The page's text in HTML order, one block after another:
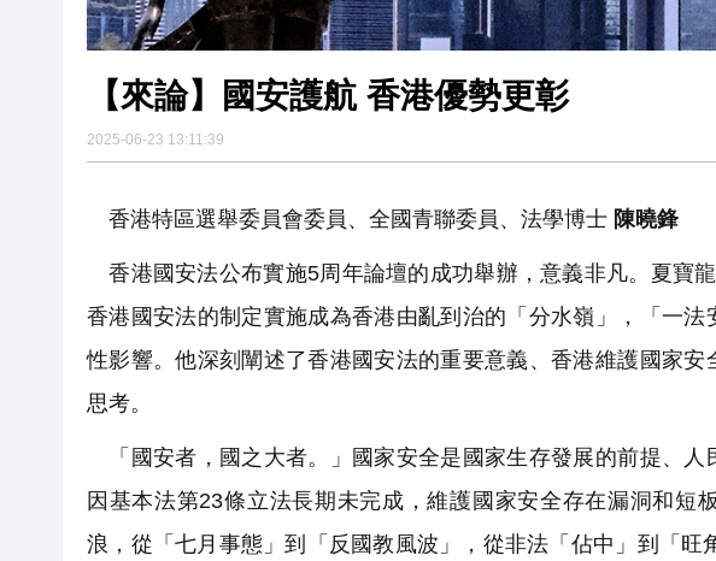
【來論】國安護航 香港優勢更彰
2025-06-23 13:11:39
香港特區選舉委員會委員、全國青聯委員、法學博士 陳曉鋒
香港國安法公布實施5周年論壇的成功舉辦，意義非凡。夏寶
香港國安法的制定實施成為香港由亂到治的「分水嶺」，「一
性影響。他深刻闡述了香港國安法的重要意義、香港維護國家
思考。
「國安者，國之大者。」國家安全是國家生存發展的前提、人
因基本法第23條立法長期未完成，維護國家安全存在漏洞和短
浪，從「七月事態」到「反國教風波」，從非法「佔中」到「